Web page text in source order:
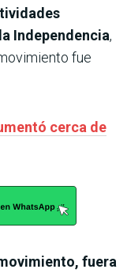
Independencia,
fue
cerca de
fuera